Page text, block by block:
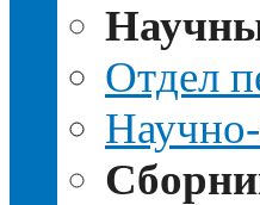
Отдел
Научно-